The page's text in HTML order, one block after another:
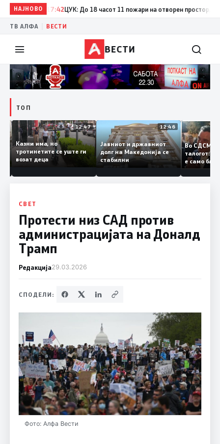
НАЈНОВО17:42ЦУК: До 18 часот 11 пожари на отворен простор, од
ТВ АЛФА ВЕСТИ
ВЕСТИ
ТОП
12:47
Казни има, но
тротинетите се уште ги
возат деца
12:46
Јавниот и државниот
долг на Македонија се
стабилни
Во СДСМ
е само
копија
Заев
СВЕТ
Протести низ САД против
администрацијата на Доналд
Трамп
Редакција29.03.2026
СПОДЕЛИ:
Фото: Алфа Вести